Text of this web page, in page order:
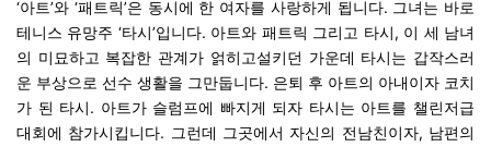
‘아트’와 ‘패트릭’은 동시에 한 여자를 사랑하게 됩니다. 그녀는 바로
테니스 유망주 ‘타시’입니다. 아트와 패트릭 그리고 타시, 이 세 남녀
의 미묘하고 복잡한 관계가 얽히고설키던 가운데 타시는 갑작스러
운 부상으로 선수 생활을 그만둡니다. 은퇴 후 아트의 아내이자 코치
가 된 타시. 아트가 슬럼프에 빠지게 되자 타시는 아트를 챌린저급
대회에 참가시킵니다. 그런데 그곳에서 자신의 전남친이자, 남편의